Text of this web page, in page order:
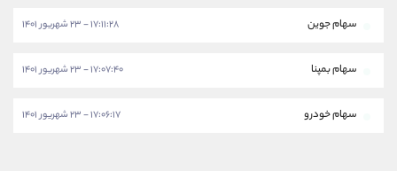
سهام جوین ۱۷:۱۱:۲۸ - ۲۳ شهریور ۱۴۰۱
سهام بمپنا ۱۷:۰۷:۴۰ - ۲۳ شهریور ۱۴۰۱
سهام خودرو ۱۷:۰۶:۱۷ - ۲۳ شهریور ۱۴۰۱